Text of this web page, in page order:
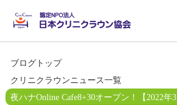
ブログトップ
クリニクラウンニュース一覧
夜ハナOnline Cafe8+30オープン！【2022年3